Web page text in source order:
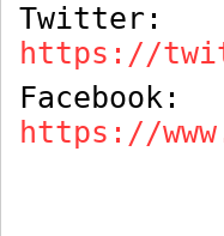
Twitter:
https://
Facebook:
https://